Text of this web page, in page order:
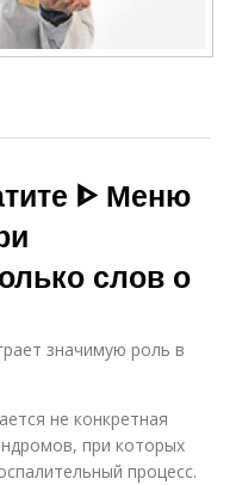
ᐈ Меню
слов о
значимую роль в
не конкретная
при которых
процесс.